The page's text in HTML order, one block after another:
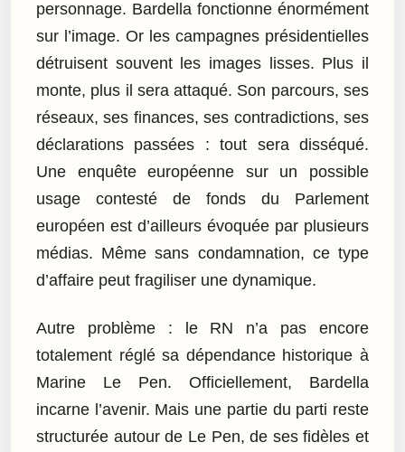
personnage. Bardella fonctionne énormément
sur l’image. Or les campagnes présidentielles
détruisent souvent les images lisses. Plus il
monte, plus il sera attaqué. Son parcours, ses
réseaux, ses finances, ses contradictions, ses
déclarations passées : tout sera disséqué.
Une enquête européenne sur un possible
usage contesté de fonds du Parlement
européen est d’ailleurs évoquée par plusieurs
médias. Même sans condamnation, ce type
d’affaire peut fragiliser une dynamique.
Autre problème : le RN n’a pas encore
totalement réglé sa dépendance historique à
Marine Le Pen. Officiellement, Bardella
incarne l’avenir. Mais une partie du parti reste
structurée autour de Le Pen, de ses fidèles et